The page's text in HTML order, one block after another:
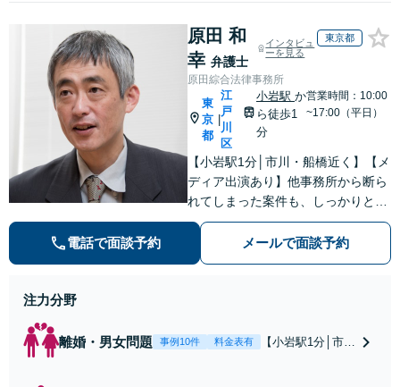
原田 和
幸 弁護士
インタビュ
ーを見る
東京都
原田綜合法律事務所
東
京
都
江
戸
川
区
小岩駅か
ら徒歩1
分
営業時間：10:00
~17:00（平日）
【小岩駅1分│市川・船橋近く】【メ
ディア出演あり】他事務所から断ら
れてしまった案件も、しっかりと面
談し、法的アドバイスをいたします
【解決実績約1000件】豊富な離婚調
停・裁判実績あり【不動産業界出
電話で面談予約 メールで面談予約
注力分野
離婚・男女問題 事例10件 料金表有
【小岩駅1分│市